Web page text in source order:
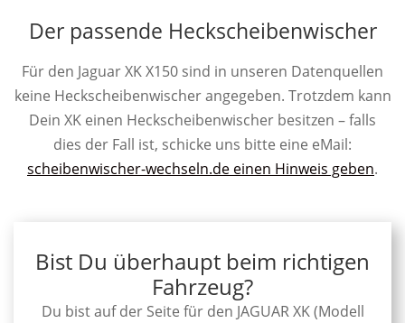
Der passende Heckscheibenwischer
Für den Jaguar XK X150 sind in unseren Datenquellen
keine Heckscheibenwischer angegeben. Trotzdem kann
Dein XK einen Heckscheibenwischer besitzen – falls
dies der Fall ist, schicke uns bitte eine eMail:
scheibenwischer-wechseln.de einen Hinweis geben.
Bist Du überhaupt beim richtigen
Fahrzeug?
Du bist auf der Seite für den JAGUAR XK (Modell